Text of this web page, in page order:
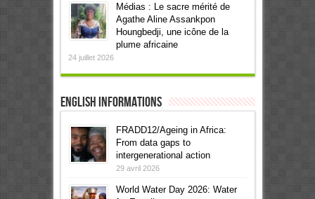
Médias : Le sacre mérité de
Agathe Aline Assankpon
Houngbedji, une icône de la
plume africaine
24 juillet 2026
English informations
FRADD12/Ageing in Africa:
From data gaps to
intergenerational action
29 avril 2026
World Water Day 2026: Water